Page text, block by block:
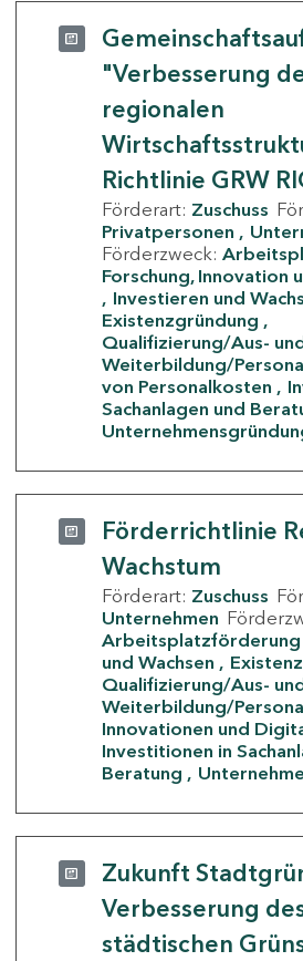
"Verbesserung
regionalen
Richtlinie GRW
Förderart: Zuschuss
Privatpersonen
Förderzweck:
Forschung, Innovation
Investieren und
Existenzgründung
Qualifizierung/Aus-
Weiterbildung/
von Personalkosten
Sachanlagen und
Förderrichtlinie
Wachstum
Förderart: Zuschuss
Unternehmen
Arbeitsplatzförderung
und Wachsen
Qualifizierung/Aus-
Weiterbildung/
Innovationen und
Investitionen in
Beratung
Zukunft
Verbesserung
städtischen